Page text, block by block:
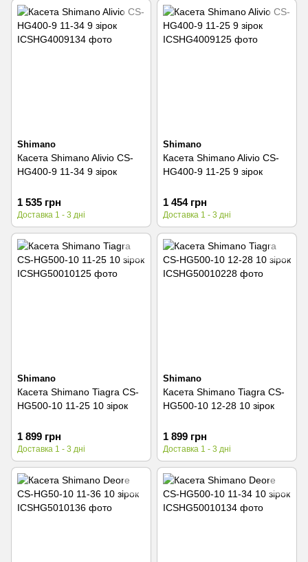
Shimano
Касета Shimano Alivio CS-
HG400-9 11-34 9 зірок
1 535 грн
Доставка 1 - 3 дні
Shimano
Касета Shimano Alivio CS-
HG400-9 11-25 9 зірок
1 454 грн
Доставка 1 - 3 дні
Shimano
Касета Shimano Tiagra CS-
HG500-10 11-25 10 зірок
1 899 грн
Доставка 1 - 3 дні
Shimano
Касета Shimano Tiagra CS-
HG500-10 12-28 10 зірок
1 899 грн
Доставка 1 - 3 дні